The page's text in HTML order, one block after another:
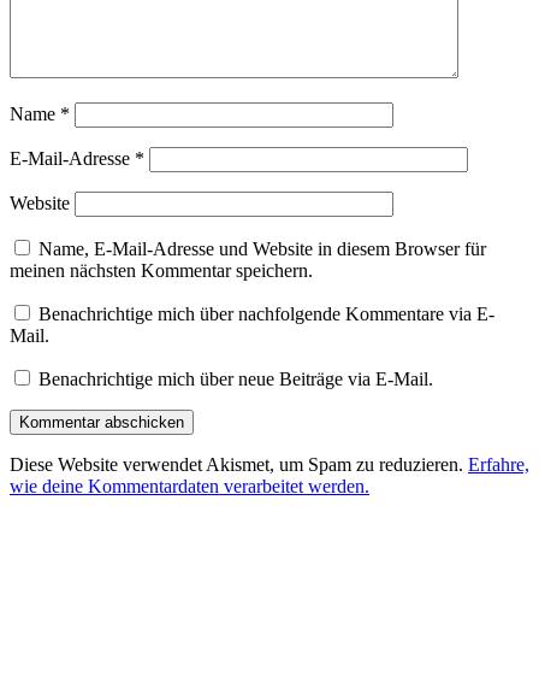
Name *
E-Mail-Adresse *
Website
Name, E-Mail-Adresse und Website in diesem Browser für
meinen nächsten Kommentar speichern.
Benachrichtige mich über nachfolgende Kommentare via E-
Mail.
Benachrichtige mich über neue Beiträge via E-Mail.
Diese Website verwendet Akismet, um Spam zu reduzieren. Erfahre,
wie deine Kommentardaten verarbeitet werden.